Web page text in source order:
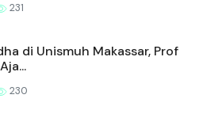
231
di Unismuh Makassar, Prof
230